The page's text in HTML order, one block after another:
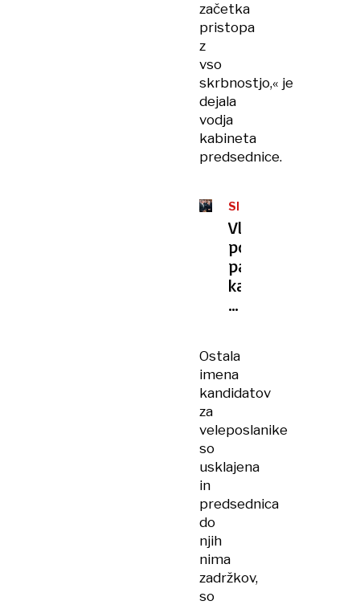
začetka
pristopa
z
vso
skrbnostjo,« je
dejala
vodja
kabineta
predsednice.
SPOR
NA
GREGORČIČEVI
Vlada
potrdila
paket
kandidatov
za
Ostala
imena
kandidatov
za
veleposlanike
so
usklajena
in
predsednica
do
njih
nima
zadržkov,
so